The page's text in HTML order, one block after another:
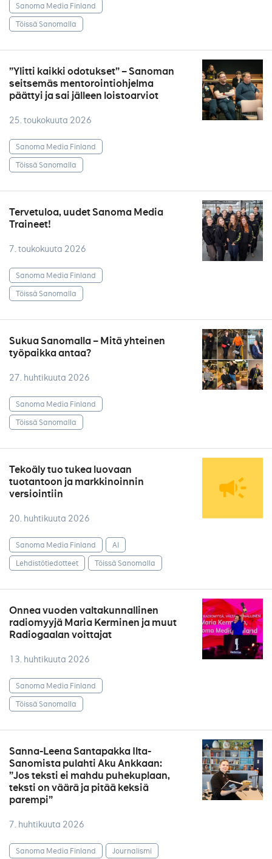
Sanoma Media Finland
Töissä Sanomalla
”Ylitti kaikki odotukset” – Sanoman
seitsemäs mentorointiohjelma
päättyi ja sai jälleen loistoarviot
25. toukokuuta 2026
Sanoma Media Finland
Töissä Sanomalla
Tervetuloa, uudet Sanoma Media
Traineet!
7. toukokuuta 2026
Sanoma Media Finland
Töissä Sanomalla
Sukua Sanomalla – Mitä yhteinen
työpaikka antaa?
27. huhtikuuta 2026
Sanoma Media Finland
Töissä Sanomalla
Tekoäly tuo tukea luovaan
tuotantoon ja markkinoinnin
versiointiin
20. huhtikuuta 2026
Sanoma Media Finland
AI
Lehdistötiedotteet
Töissä Sanomalla
Onnea vuoden valtakunnallinen
radiomyyjä Maria Kerminen ja muut
Radiogaalan voittajat
13. huhtikuuta 2026
Sanoma Media Finland
Töissä Sanomalla
Sanna-Leena Santapakka Ilta-
Sanomista pulahti Aku Ankkaan:
”Jos teksti ei mahdu puhekuplaan,
teksti on väärä ja pitää keksiä
parempi”
7. huhtikuuta 2026
Sanoma Media Finland
Journalismi